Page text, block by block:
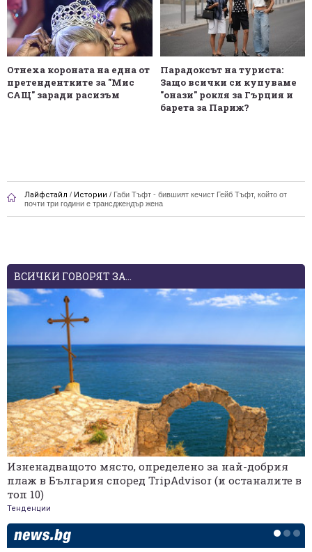
Отнеха короната на една от
претендентките за "Мис
САЩ" заради расизъм
Парадоксът на туриста:
Защо всички си купуваме
"онази" рокля за Гърция и
барета за Париж?
Лайфстайл / Истории / Габи Тъфт - бившият кечист Гейб Тъфт, който от
почти три години е трансджендър жена
ВСИЧКИ ГОВОРЯТ ЗА...
Изненадващото място, определено за най-добрия
плаж в България според TripAdvisor (и останалите в
топ 10)
Тенденции